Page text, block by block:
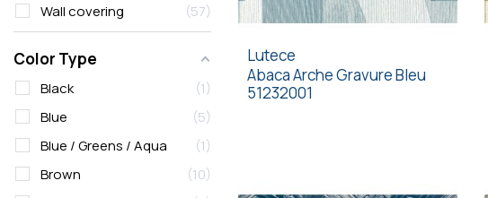
Lutece
Abaca Arche Gravure Bleu
51232001
Wall covering 57
Color Type
Black
1
Blue
5
Blue / Greens / Aqua
1
Brown
10